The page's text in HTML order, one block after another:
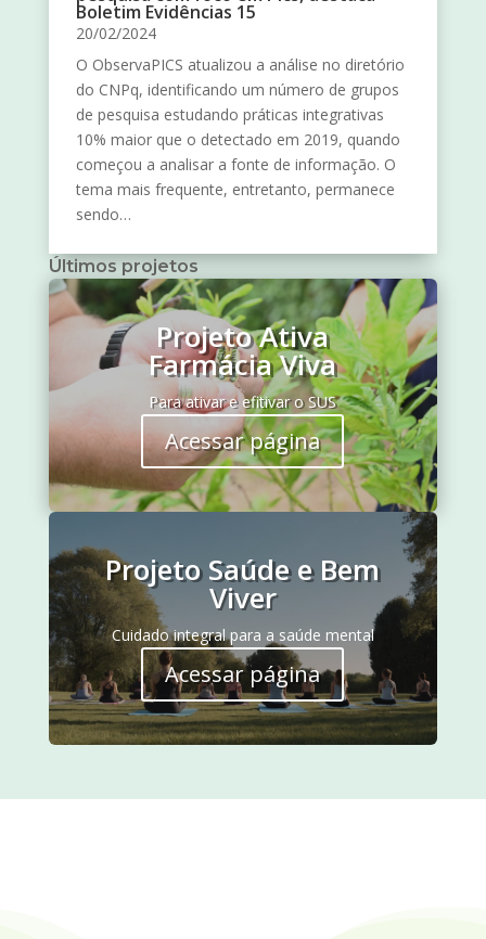
Boletim Evidências 15
20/02/2024
O ObservaPICS atualizou a análise no diretório
do CNPq, identificando um número de grupos
de pesquisa estudando práticas integrativas
10% maior que o detectado em 2019, quando
começou a analisar a fonte de informação. O
tema mais frequente, entretanto, permanece
sendo…
Últimos projetos
Projeto Ativa
Farmácia Viva
Para ativar e efitivar o SUS
Acessar página
Projeto Saúde e Bem
Viver
Cuidado integral para a saúde mental
Acessar página